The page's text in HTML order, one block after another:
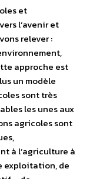
et
l’avenir et
relever :
approche est
un modèle
sont très
les unes aux
agricoles sont
à l’agriculture à
exploitation, de